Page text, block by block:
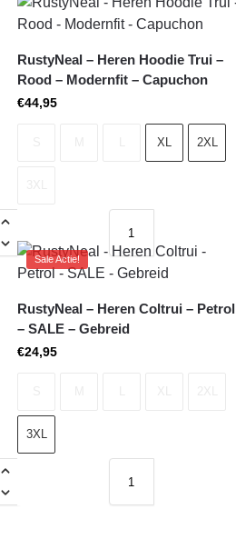
RustyNeal – Heren Hoodie Trui –
Rood – Modernfit – Capuchon
€44,95
XL 2XL
Sale Actie!
RustyNeal – Heren Coltrui – Petrol
– SALE – Gebreid
€24,95
3XL